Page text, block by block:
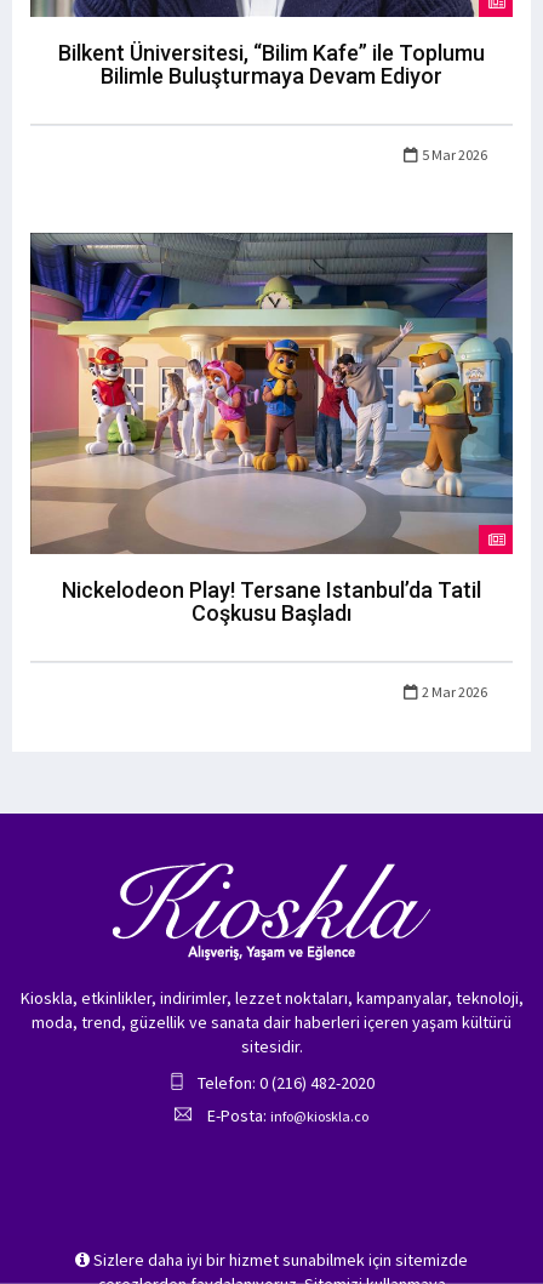
Bilkent Üniversitesi, “Bilim Kafe” ile Toplumu
Bilimle Buluşturmaya Devam Ediyor
5 Mar 2026
Nickelodeon Play! Tersane Istanbul’da Tatil
Coşkusu Başladı
2 Mar 2026
Sizlere daha iyi bir hizmet sunabilmek için sitemizde
Kioskla, etkinlikler, indirimler, lezzet noktaları, kampanyalar, teknoloji,
moda, trend, güzellik ve sanata dair haberleri içeren yaşam kültürü
sitesidir.
Telefon: 0 (216) 482-2020
E-Posta: info@kioskla.co